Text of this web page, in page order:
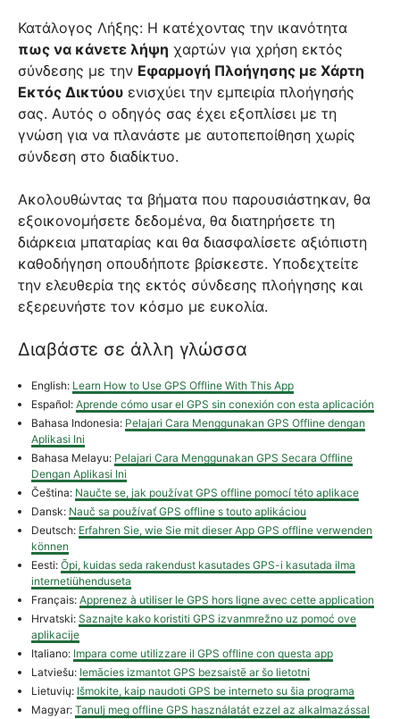
Κατάλογος Λήξης: Η κατέχοντας την ικανότητα
πως να κάνετε λήψη χαρτών για χρήση εκτός
σύνδεσης με την Εφαρμογή Πλοήγησης με Χάρτη
Εκτός Δικτύου ενισχύει την εμπειρία πλοήγησής
σας. Αυτός ο οδηγός σας έχει εξοπλίσει με τη
γνώση για να πλανάστε με αυτοπεποίθηση χωρίς
σύνδεση στο διαδίκτυο.
Ακολουθώντας τα βήματα που παρουσιάστηκαν, θα
εξοικονομήσετε δεδομένα, θα διατηρήσετε τη
διάρκεια μπαταρίας και θα διασφαλίσετε αξιόπιστη
καθοδήγηση οπουδήποτε βρίσκεστε. Υποδεχτείτε
την ελευθερία της εκτός σύνδεσης πλοήγησης και
εξερευνήστε τον κόσμο με ευκολία.
Διαβάστε σε άλλη γλώσσα
English: Learn How to Use GPS Offline With This App
Español: Aprende cómo usar el GPS sin conexión con esta aplicación
Bahasa Indonesia: Pelajari Cara Menggunakan GPS Offline dengan
Aplikasi Ini
Bahasa Melayu: Pelajari Cara Menggunakan GPS Secara Offline
Dengan Aplikasi Ini
Čeština: Naučte se, jak používat GPS offline pomocí této aplikace
Dansk: Nauč sa používať GPS offline s touto aplikáciou
Deutsch: Erfahren Sie, wie Sie mit dieser App GPS offline verwenden
können
Eesti: Õpi, kuidas seda rakendust kasutades GPS-i kasutada ilma
internetiühenduseta
Français: Apprenez à utiliser le GPS hors ligne avec cette application
Hrvatski: Saznajte kako koristiti GPS izvanmrežno uz pomoć ove
aplikacije
Italiano: Impara come utilizzare il GPS offline con questa app
Latviešu: Iemācies izmantot GPS bezsaistē ar šo lietotni
Lietuvių: Išmokite, kaip naudoti GPS be interneto su šia programa
Magyar: Tanulj meg offline GPS használatát ezzel az alkalmazással